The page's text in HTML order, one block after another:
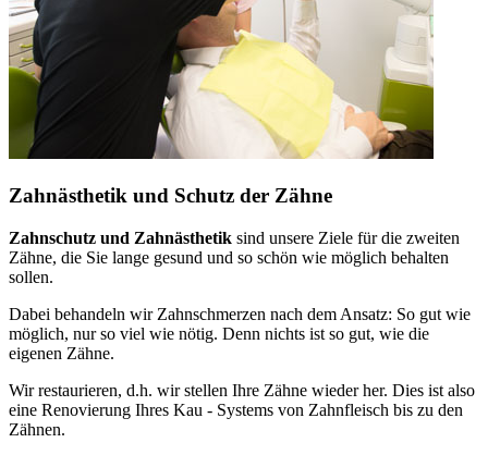
Zahnästhetik und Schutz der Zähne
Zahnschutz und Zahnästhetik sind unsere Ziele für die zweiten
Zähne, die Sie lange gesund und so schön wie möglich behalten
sollen.
Dabei behandeln wir Zahnschmerzen nach dem Ansatz: So gut wie
möglich, nur so viel wie nötig. Denn nichts ist so gut, wie die
eigenen Zähne.
Wir restaurieren, d.h. wir stellen Ihre Zähne wieder her. Dies ist also
eine Renovierung Ihres Kau - Systems von Zahnfleisch bis zu den
Zähnen.